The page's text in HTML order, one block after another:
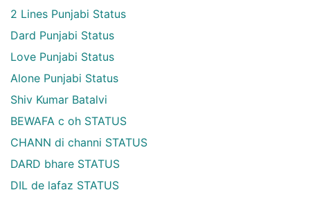
2 Lines Punjabi Status
Dard Punjabi Status
Love Punjabi Status
Alone Punjabi Status
Shiv Kumar Batalvi
BEWAFA c oh STATUS
CHANN di channi STATUS
DARD bhare STATUS
DIL de lafaz STATUS